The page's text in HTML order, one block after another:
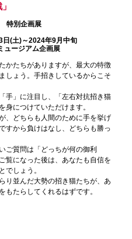
特別企画展
日(土)～2024年9月中旬
ージアム企画展
かたちがありますが、最大の特徴
しょう。手招きしているからこそ
手」に注目し、「左右対抗招き猫
身につけていただけます。
、どちらも人間のために手を挙げ
すから負けはなし、どちらも勝っ
ご質問は「どっちが何の御利
覧になった後は、あなたも自信を
でしょう。
り並んだ大勢の招き猫たちが、あ
もたらしてくれるはずです。